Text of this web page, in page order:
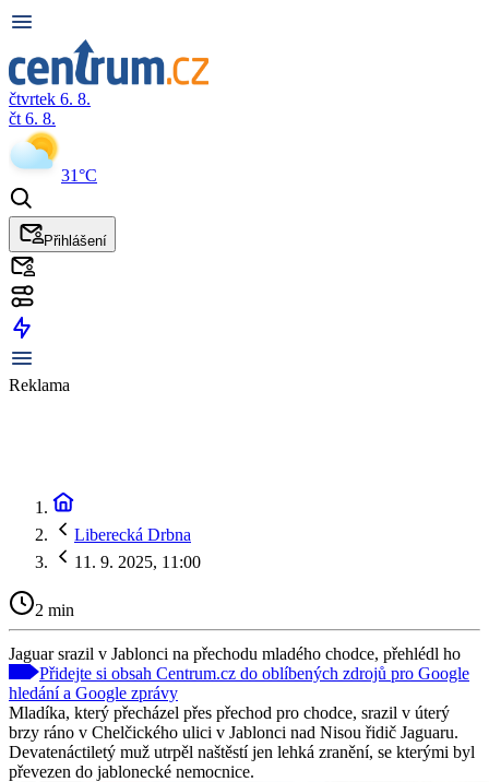
čtvrtek 6. 8.
čt 6. 8.
31°C
Přihlášení
Reklama
Liberecká Drbna
11. 9. 2025, 11:00
2 min
Jaguar srazil v Jablonci na přechodu mladého chodce, přehlédl ho
Přidejte si obsah Centrum.cz do oblíbených zdrojů pro Google
hledání a Google zprávy
Mladíka, který přecházel přes přechod pro chodce, srazil v úterý
brzy ráno v Chelčického ulici v Jablonci nad Nisou řidič Jaguaru.
Devatenáctiletý muž utrpěl naštěstí jen lehká zranění, se kterými byl
převezen do jablonecké nemocnice.